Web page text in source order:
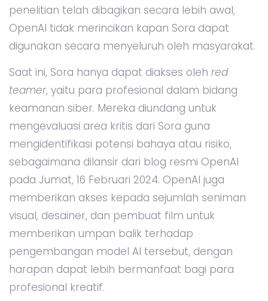
penelitian telah dibagikan secara lebih awal,
OpenAI tidak merincikan kapan Sora dapat
digunakan secara menyeluruh oleh masyarakat.
Saat ini, Sora hanya dapat diakses oleh red
teamer, yaitu para profesional dalam bidang
keamanan siber. Mereka diundang untuk
mengevaluasi area kritis dari Sora guna
mengidentifikasi potensi bahaya atau risiko,
sebagaimana dilansir dari blog resmi OpenAI
pada Jumat, 16 Februari 2024. OpenAI juga
memberikan akses kepada sejumlah seniman
visual, desainer, dan pembuat film untuk
memberikan umpan balik terhadap
pengembangan model AI tersebut, dengan
harapan dapat lebih bermanfaat bagi para
profesional kreatif.